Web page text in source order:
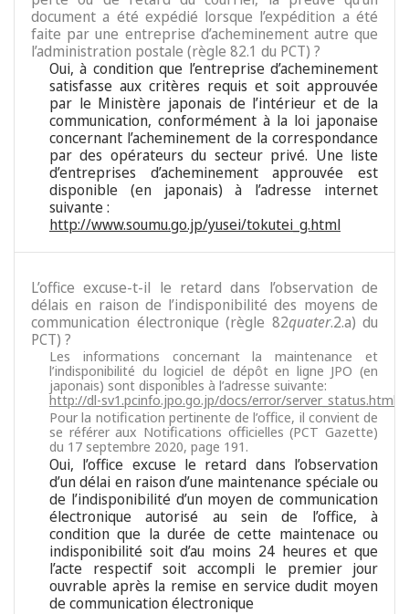
document a été expédié lorsque l’expédition a été
faite par une entreprise d’acheminement autre que
l’administration postale (règle 82.1 du PCT) ?
Oui, à condition que l’entreprise d’acheminement
satisfasse aux critères requis et soit approuvée
par le Ministère japonais de l’intérieur et de la
communication, conformément à la loi japonaise
concernant l’acheminement de la correspondance
par des opérateurs du secteur privé. Une liste
d’entreprises d’acheminement approuvée est
disponible (en japonais) à l’adresse internet
suivante :
http://www.soumu.go.jp/yusei/tokutei_g.html
L’office excuse-t-il le retard dans l’observation de
délais en raison de l’indisponibilité des moyens de
communication électronique (règle 82quater.2.a) du
PCT) ?
Les informations concernant la maintenance et
l’indisponibilité du logiciel de dépôt en ligne JPO (en
japonais) sont disponibles à l’adresse suivante:
http://dl-sv1.pcinfo.jpo.go.jp/docs/error/server_status.html
Pour la notification pertinente de l’office, il convient de
se référer aux Notifications officielles (PCT Gazette)
du 17 septembre 2020, page 191.
Oui, l’office excuse le retard dans l’observation
d’un délai en raison d’une maintenance spéciale ou
de l’indisponibilité d’un moyen de communication
électronique autorisé au sein de l’office, à
condition que la durée de cette maintenace ou
indisponibilité soit d’au moins 24 heures et que
l’acte respectif soit accompli le premier jour
ouvrable après la remise en service dudit moyen
de communication électronique